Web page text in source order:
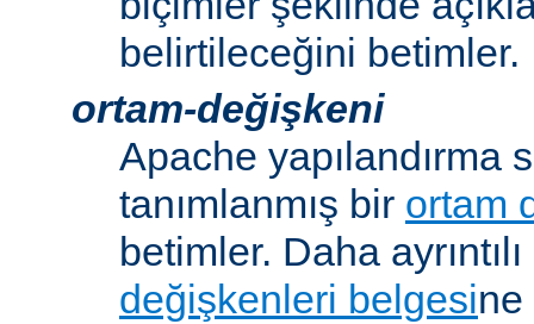
belirtileceğini betimler.
ortam-değişkeni
Apache yapılandırma
tanımlanmış bir ortam
betimler. Daha
değişkenleri belgesine